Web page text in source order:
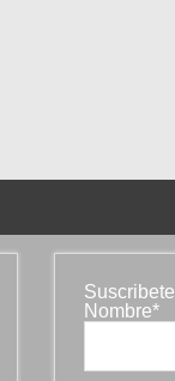
Suscribete
Nombre*